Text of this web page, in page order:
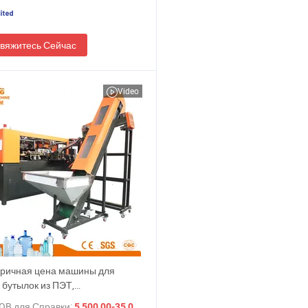
бочек, контейнеров
Сейчас
Video
цена машины для
из ПЭТ,